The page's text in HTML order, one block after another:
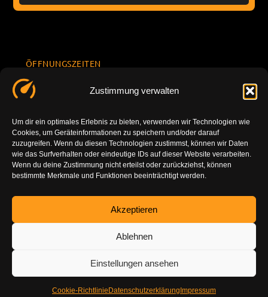
Zustimmung verwalten
Um dir ein optimales Erlebnis zu bieten, verwenden wir Technologien wie
Cookies, um Geräteinformationen zu speichern und/oder darauf
zuzugreifen. Wenn du diesen Technologien zustimmst, können wir Daten
wie das Surfverhalten oder eindeutige IDs auf dieser Website verarbeiten.
Wenn du deine Zustimmung nicht erteilst oder zurückziehst, können
bestimmte Merkmale und Funktionen beeinträchtigt werden.
Akzeptieren
Ablehnen
Einstellungen ansehen
Cookie-Richtlinie Datenschutzerklärung Impressum
ÖFFNUNGSZEITEN
Sa. 10.00 -
14.00
So.
geschlossen
INFORMATION
7777801
info@tuning-
vor-ort.com
DE-86179
g
Impressu
m